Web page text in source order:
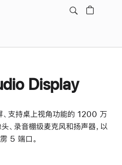
Display
支持桌上视角功能的 1200 万
录音棚级麦克风和扬声器，以
5 端口。